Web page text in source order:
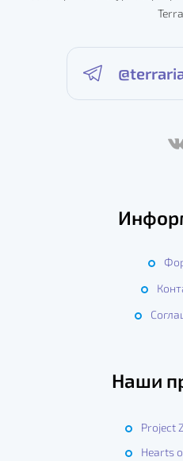
Наши
Project
Hearts